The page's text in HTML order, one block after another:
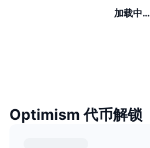
加载中…
Optimism 代币解锁